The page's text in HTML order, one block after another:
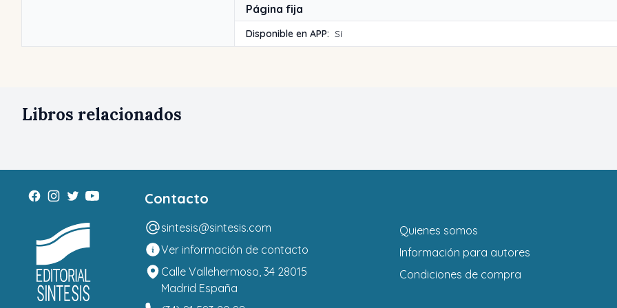
Página fija
Disponible en APP: Sí
Libros relacionados
Contacto
sintesis@sintesis.com
Ver información de contacto
Calle Vallehermoso, 34 28015
Madrid España
Quienes somos
Información para autores
Condiciones de compra